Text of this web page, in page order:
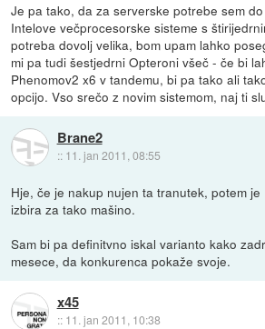
Je pa tako, da za serverske potrebe sem
Intelove večprocesorske sisteme s
potreba dovolj velika, bom upam lahko
mi pa tudi šestjedrni Opteroni všeč - če bi
Phenomov2 x6 v tandemu, bi pa tako ali
opcijo. Vso srečo z novim sistemom, naj ti
Brane2
:: 11. jan 2011, 08:55
Hje, če je nakup nujen ta tranutek, potem
izbira za tako mašino.
Sam bi pa definitvno iskal varianto kako
mesece, da konkurenca pokaže svoje.
x45
:: 11. jan 2011, 10:38